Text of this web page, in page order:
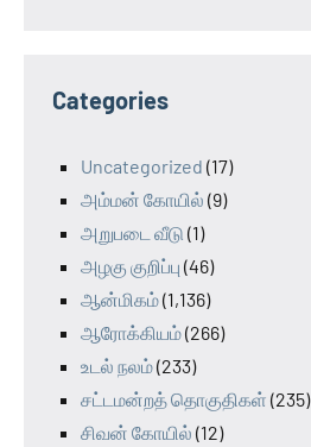
Categories
Uncategorized (17)
அம்மன் கோயில் (9)
அறுபடை வீடு (1)
அழகு குறிப்பு (46)
ஆன்மிகம்(1,136)
ஆரோக்கியம்(266)
உடல் நலம்(233)
சட்டமன்றத் தொகுதிகள் (235)
சிவன் கோயில் (12)